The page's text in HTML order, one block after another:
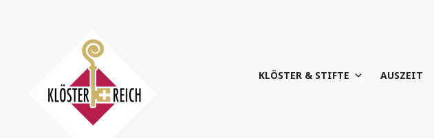
KLÖS­TER & STIFTE AUS­ZEIT